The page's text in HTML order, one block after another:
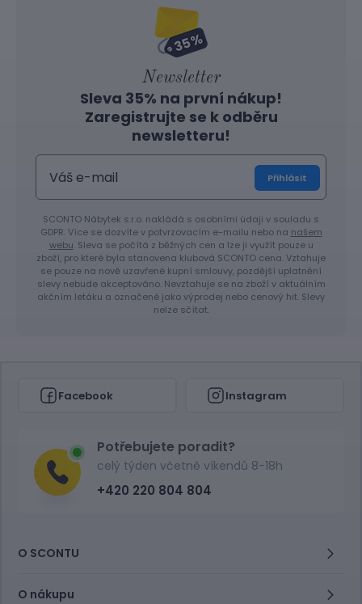
Newsletter
Sleva 35% na první nákup!
Zaregistrujte se k odběru
newsletteru!
Přihlásit
SCONTO Nábytek s.r.o. nakládá s osobními údaji v souladu s
GDPR. Více se dozvíte v potvrzovacím e-mailu nebo na našem
webu. Sleva se počítá z běžných cen a lze ji využít pouze u
zboží, pro které byla stanovena klubová SCONTO cena. Vztahuje
se pouze na nově uzavřené kupní smlouvy, pozdější uplatnění
slevy nebude akceptováno. Nevztahuje se na zboží v aktuálním
akčním letáku a označené jako výprodej nebo cenový hit. Slevy
nelze sčítat.
Facebook Instagram
Potřebujete poradit?
celý týden včetně víkendů 8-18h
+420 220 804 804
O SCONTU
O nákupu